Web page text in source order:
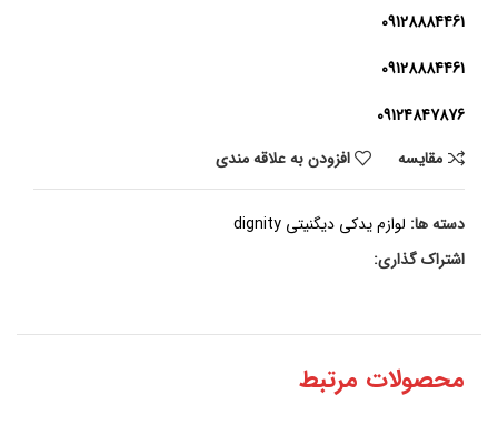
09128884461
09128884461
09124847876
مقايسه
افزودن به علاقه مندی
دسته ها: لوازم یدکی دیگنیتی dignity
اشتراک گذاری:
محصولات مرتبط